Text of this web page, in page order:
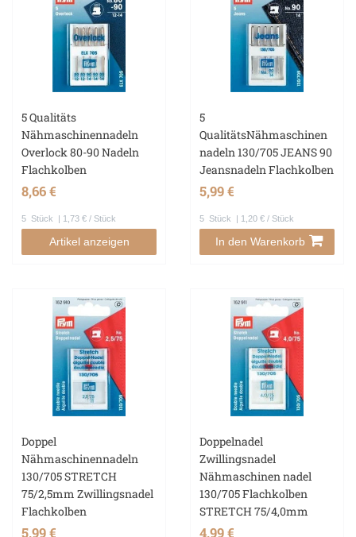
5 Qualitäts
Nähmaschinennadeln
Overlock 80-90 Nadeln
Flachkolben
8,66 €
5 Stück | 1,73 € / Stück
Artikel anzeigen
5
QualitätsNähmaschinen
nadeln 130/705 JEANS 90
Jeansnadeln Flachkolben
5,99 €
5 Stück | 1,20 € / Stück
In den Warenkorb
Doppel
Nähmaschinennadeln
130/705 STRETCH
75/2,5mm Zwillingsnadel
Flachkolben
5,99 €
Doppelnadel
Zwillingsnadel
Nähmaschinen nadel
130/705 Flachkolben
STRETCH 75/4,0mm
4,99 €